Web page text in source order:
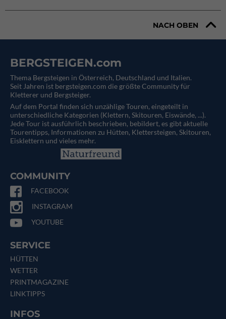
NACH OBEN
BERGSTEIGEN.com
Thema Bergsteigen in Österreich, Deutschland und Italien.
Seit Jahren ist bergsteigen.com die größte Community für
Kletterer und Bergsteiger.
Auf dem Portal finden sich unzählige Touren, eingeteilt in
unterschiedliche Kategorien (Klettern, Skitouren, Eiswände, ...).
Jede Tour ist ausführlich beschrieben, bebildert, es gibt aktuelle
Tourentipps, Informationen zu Hütten, Klettersteigen, Skitouren,
Eisklettern und vieles mehr.
COMMUNITY
FACEBOOK
INSTAGRAM
YOUTUBE
SERVICE
HÜTTEN
WETTER
PRINTMAGAZINE
LINKTIPPS
INFOS